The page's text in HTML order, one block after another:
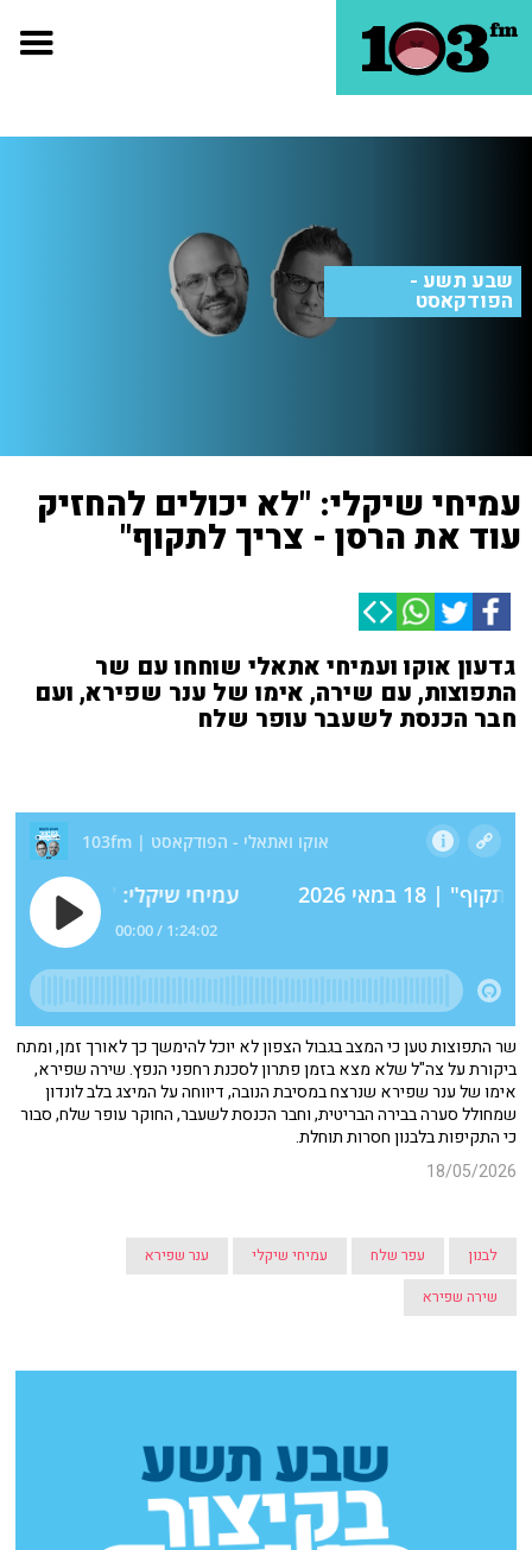
שבע תשע -
הפודקאסט
עמיחי שיקלי: "לא יכולים להחזיק
עוד את הרסן - צריך לתקוף"
גדעון אוקו ועמיחי אתאלי שוחחו עם שר
התפוצות, עם שירה, אימו של ענר שפירא, ועם
חבר הכנסת לשעבר עופר שלח
שר התפוצות טען כי המצב בגבול הצפון לא יוכל להימשך כך לאורך זמן, ומתח
ביקורת על צה"ל שלא מצא בזמן פתרון לסכנת רחפני הנפץ. שירה שפירא,
אימו של ענר שפירא שנרצח במסיבת הנובה, דיווחה על המיצג בלב לונדון
שמחולל סערה בבירה הבריטית, וחבר הכנסת לשעבר, החוקר עופר שלח, סבור
כי התקיפות בלבנון חסרות תוחלת.
18/05/2026
לבנון עפר שלח עמיחי שיקלי
ענר שפירא
שירה שפירא